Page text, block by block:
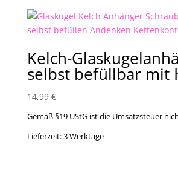
Kelch-
selbst befüllbar mit
14,99 €
Gemäß §19 UStG ist die Umsatzsteuer
Lieferzeit:3 Werktage